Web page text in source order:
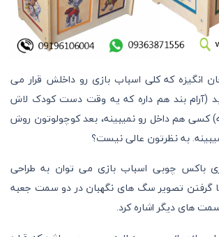
انگیزه که کلی اسباب بازی رو داخلش قرار می
(آرام بند هم داره که یه وقت دست کودک لاش
کسی هم داخل رو نمیبینه، بعد کوچولوتون روش
به نظرتون عالی نیست؟
باکس چوبی اسباب بازی می توان به طراحی
گرفتن تصویر سگ های نگهبان در دو سمت جعبه
های دیگر اشاره کرد.